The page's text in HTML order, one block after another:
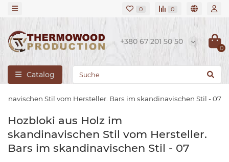
0 0
+380 67 201 50 50
0
Catalog
Stil vom Hersteller. Bars im skandinavischen Stil - 07
Hozbloki aus Holz im
skandinavischen Stil vom Hersteller.
Bars im skandinavischen Stil - 07